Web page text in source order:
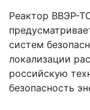
Реактор ВВЭР-
систем
локализации
российскую
безопасность